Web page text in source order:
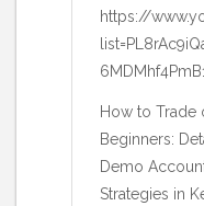
https://
How to Trade
Beginners:
Demo
Strategies in